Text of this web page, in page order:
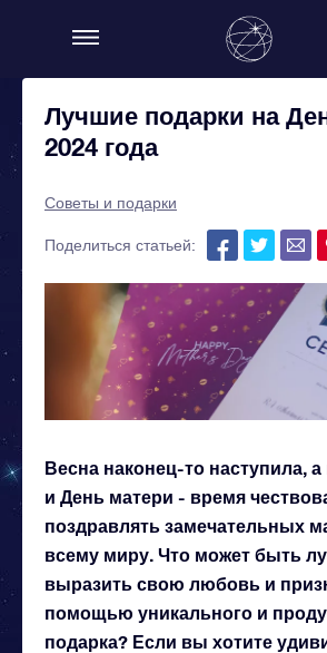
Лучшие подарки на
2024 года
Советы и подарки
Поделиться статьей:
Весна наконец-то наступила, а
и День матери - время
поздравлять замечательных
всему миру. Что может быть
выразить свою любовь и
помощью уникального и
подарка? Если вы хотите